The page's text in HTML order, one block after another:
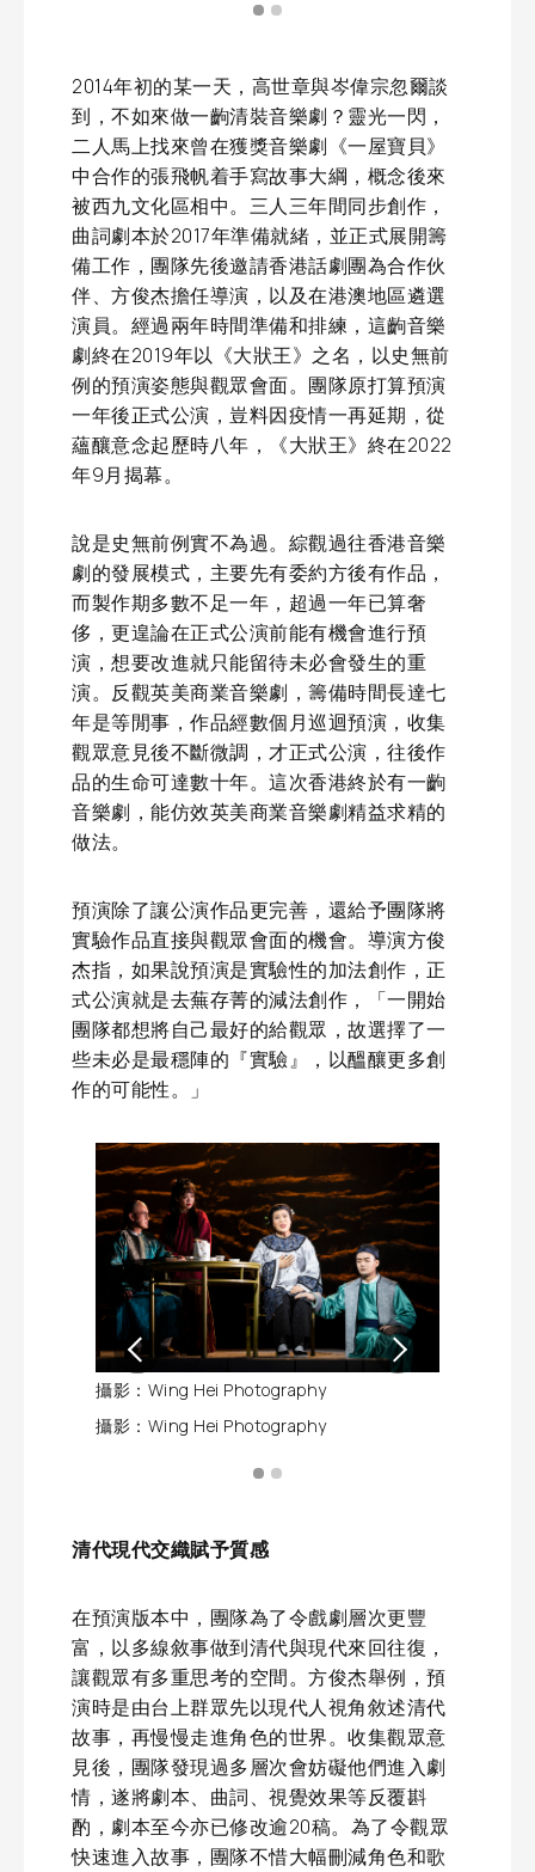
2014年初的某一天，高世章與岑偉宗忽爾談
到，不如來做一齣清裝音樂劇？靈光一閃，
二人馬上找來曾在獲獎音樂劇《一屋寶貝》
中合作的張飛帆着手寫故事大綱，概念後來
被西九文化區相中。三人三年間同步創作，
曲詞劇本於2017年準備就緒，並正式展開籌
備工作，團隊先後邀請香港話劇團為合作伙
伴、方俊杰擔任導演，以及在港澳地區遴選
演員。經過兩年時間準備和排練，這齣音樂
劇終在2019年以《大狀王》之名，以史無前
例的預演姿態與觀眾會面。團隊原打算預演
一年後正式公演，豈料因疫情一再延期，從
蘊釀意念起歷時八年，《大狀王》終在2022
年9月揭幕。
說是史無前例實不為過。綜觀過往香港音樂
劇的發展模式，主要先有委約方後有作品，
而製作期多數不足一年，超過一年已算奢
侈，更遑論在正式公演前能有機會進行預
演，想要改進就只能留待未必會發生的重
演。反觀英美商業音樂劇，籌備時間長達七
年是等閒事，作品經數個月巡迴預演，收集
觀眾意見後不斷微調，才正式公演，往後作
品的生命可達數十年。這次香港終於有一齣
音樂劇，能仿效英美商業音樂劇精益求精的
做法。
預演除了讓公演作品更完善，還給予團隊將
實驗作品直接與觀眾會面的機會。導演方俊
杰指，如果說預演是實驗性的加法創作，正
式公演就是去蕪存菁的減法創作，「一開始
團隊都想將自己最好的給觀眾，故選擇了一
些未必是最穩陣的『實驗』，以醞釀更多創
作的可能性。」
攝影：Wing Hei Photography
攝影：Wing Hei Photography
清代現代交織賦予質感
在預演版本中，團隊為了令戲劇層次更豐
富，以多線敘事做到清代與現代來回往復，
讓觀眾有多重思考的空間。方俊杰舉例，預
演時是由台上群眾先以現代人視角敘述清代
故事，再慢慢走進角色的世界。收集觀眾意
見後，團隊發現過多層次會妨礙他們進入劇
情，遂將劇本、曲詞、視覺效果等反覆斟
酌，劇本至今亦已修改逾20稿。為了令觀眾
快速進入故事，團隊不惜大幅刪減角色和歌